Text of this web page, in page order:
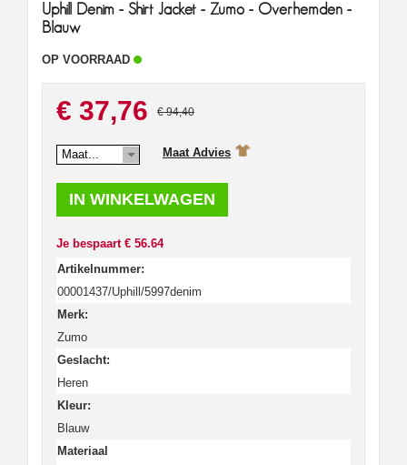
Uphill Denim - Shirt Jacket - Zumo - Overhemden -
Blauw
OP VOORRAAD
€ 37,76 € 94,40
Maat... Maat Advies
Je bespaart € 56.64
Artikelnummer:
00001437/Uphill/5997denim
Merk:
Zumo
Geslacht:
Heren
Kleur:
Blauw
Materiaal